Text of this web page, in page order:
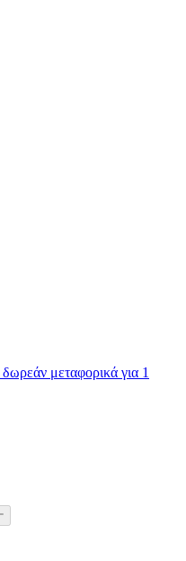
μεταφορικά για 1